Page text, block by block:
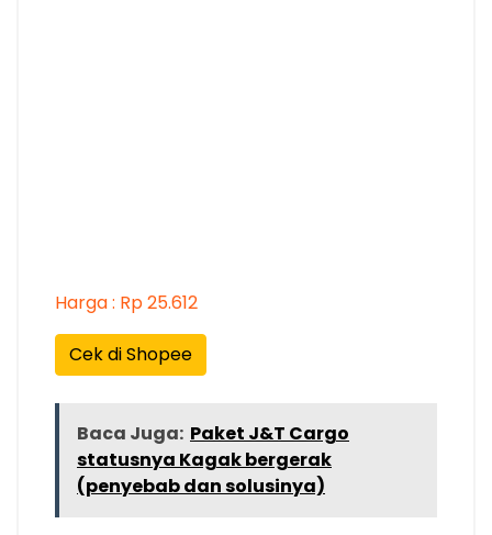
Harga : Rp 25.612
Cek di Shopee
Baca Juga: Paket J&T Cargo
statusnya Kagak bergerak
(penyebab dan solusinya)